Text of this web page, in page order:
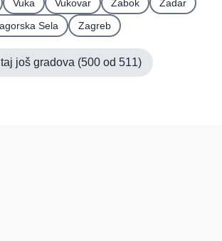
Vuka Vukovar Zabok
Zadar
Sela Zagreb
još gradova (500 od 511)